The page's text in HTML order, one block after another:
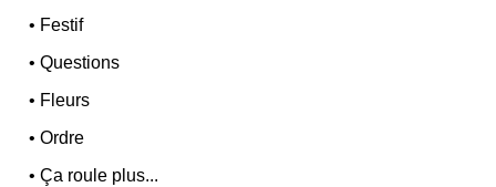
• Festif
•Questions
• Fleurs
•Ordre
•Ça roule plus...